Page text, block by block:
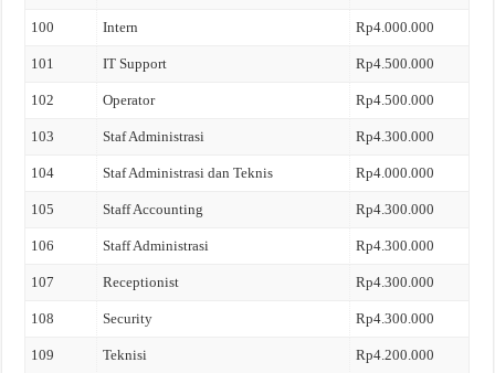
100 Intern Rp4.000.000
101 IT Support Rp4.500.000
102 Operator Rp4.500.000
103 Staf Administrasi Rp4.300.000
104 Staf Administrasi dan Teknis Rp4.000.000
105 Staff Accounting Rp4.300.000
106 Staff Administrasi Rp4.300.000
107 Receptionist Rp4.300.000
108 Security Rp4.300.000
109 Teknisi Rp4.200.000